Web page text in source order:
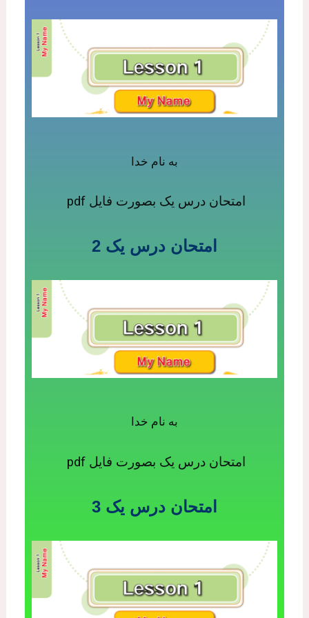
به نام خدا
امتحان درس یک بصورت فایل pdf
امتحان درس یک2
به نام خدا
امتحان درس یک بصورت فایل pdf
امتحان درس یک3